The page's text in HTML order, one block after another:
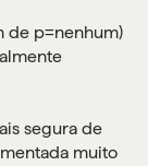
de p=nenhum)
segura de
muito